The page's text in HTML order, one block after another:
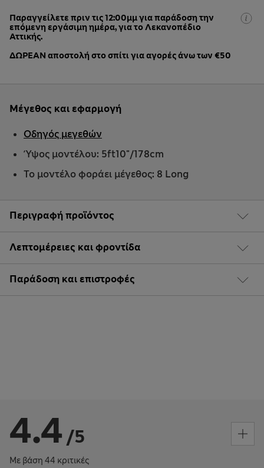
Παραγγείλετε πριν τις 12:00μμ για παράδοση την
επόμενη εργάσιμη ημέρα, για το Λεκανοπέδιο
Αττικής.
ΔΩΡΕΑΝ αποστολή στο σπίτι για αγορές άνω των €50
Περιγραφή προϊόντος
Λεπτομέρειες και φροντίδα
Παράδοση και επιστροφές
Μέγεθος και εφαρμογή
Ύψος μοντέλου: 5ft10"/178cm
Το μοντέλο φοράει μέγεθος: 8 Long
Οδηγός μεγεθών
4.4 /5
Με βάση 44 κριτικές